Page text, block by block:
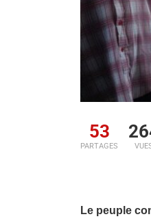
53
PARTAGES
Le peuple